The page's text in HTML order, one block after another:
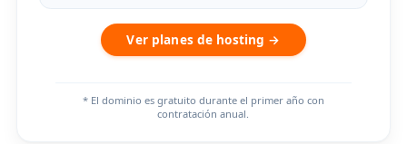
Ver planes de hosting →
* El dominio es gratuito durante el primer año con
contratación anual.